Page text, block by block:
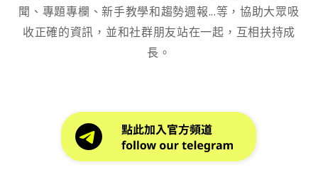
聞、專題專欄、新手教學和趨勢週報...等，協助大眾吸
收正確的資訊，並和社群朋友站在一起，互相扶持成
長。